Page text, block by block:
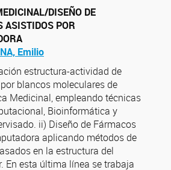
DISEÑO DE
ASISTIDOS POR
Emilio
estructura-actividad de
blancos moleculares de
Medicinal, empleando técnicas
Bioinformática y
ii) Diseño de Fármacos
aplicando métodos de
en la estructura del
En esta última línea se trabaja